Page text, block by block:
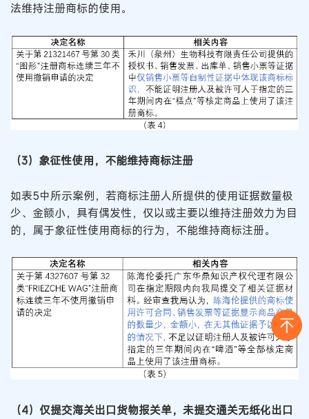
法维持注册商标的使用。
（3）象征性使用，不能维持商标注册
如表5中所示案例，若商标注册人所提供的使用证据数量极
少、金额小，具有偶发性，仅以或主要以维持注册效力为目
的，属于象征性使用商标的行为，不能维持商标注册。
（4）仅提交海关出口货物报关单，未提交通关无纸化出口